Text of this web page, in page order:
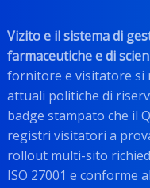
Vizito e il sistema di
farmaceutiche e di
fornitore e visitatore si
attuali politiche di
badge stampato che il
registri visitatori a
rollout multi-sito
ISO 27001 e conforme